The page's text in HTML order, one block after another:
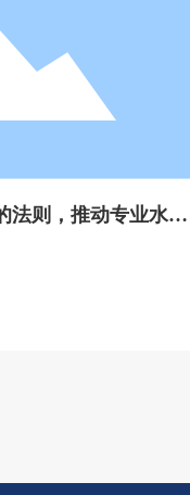
法则，推动专业水